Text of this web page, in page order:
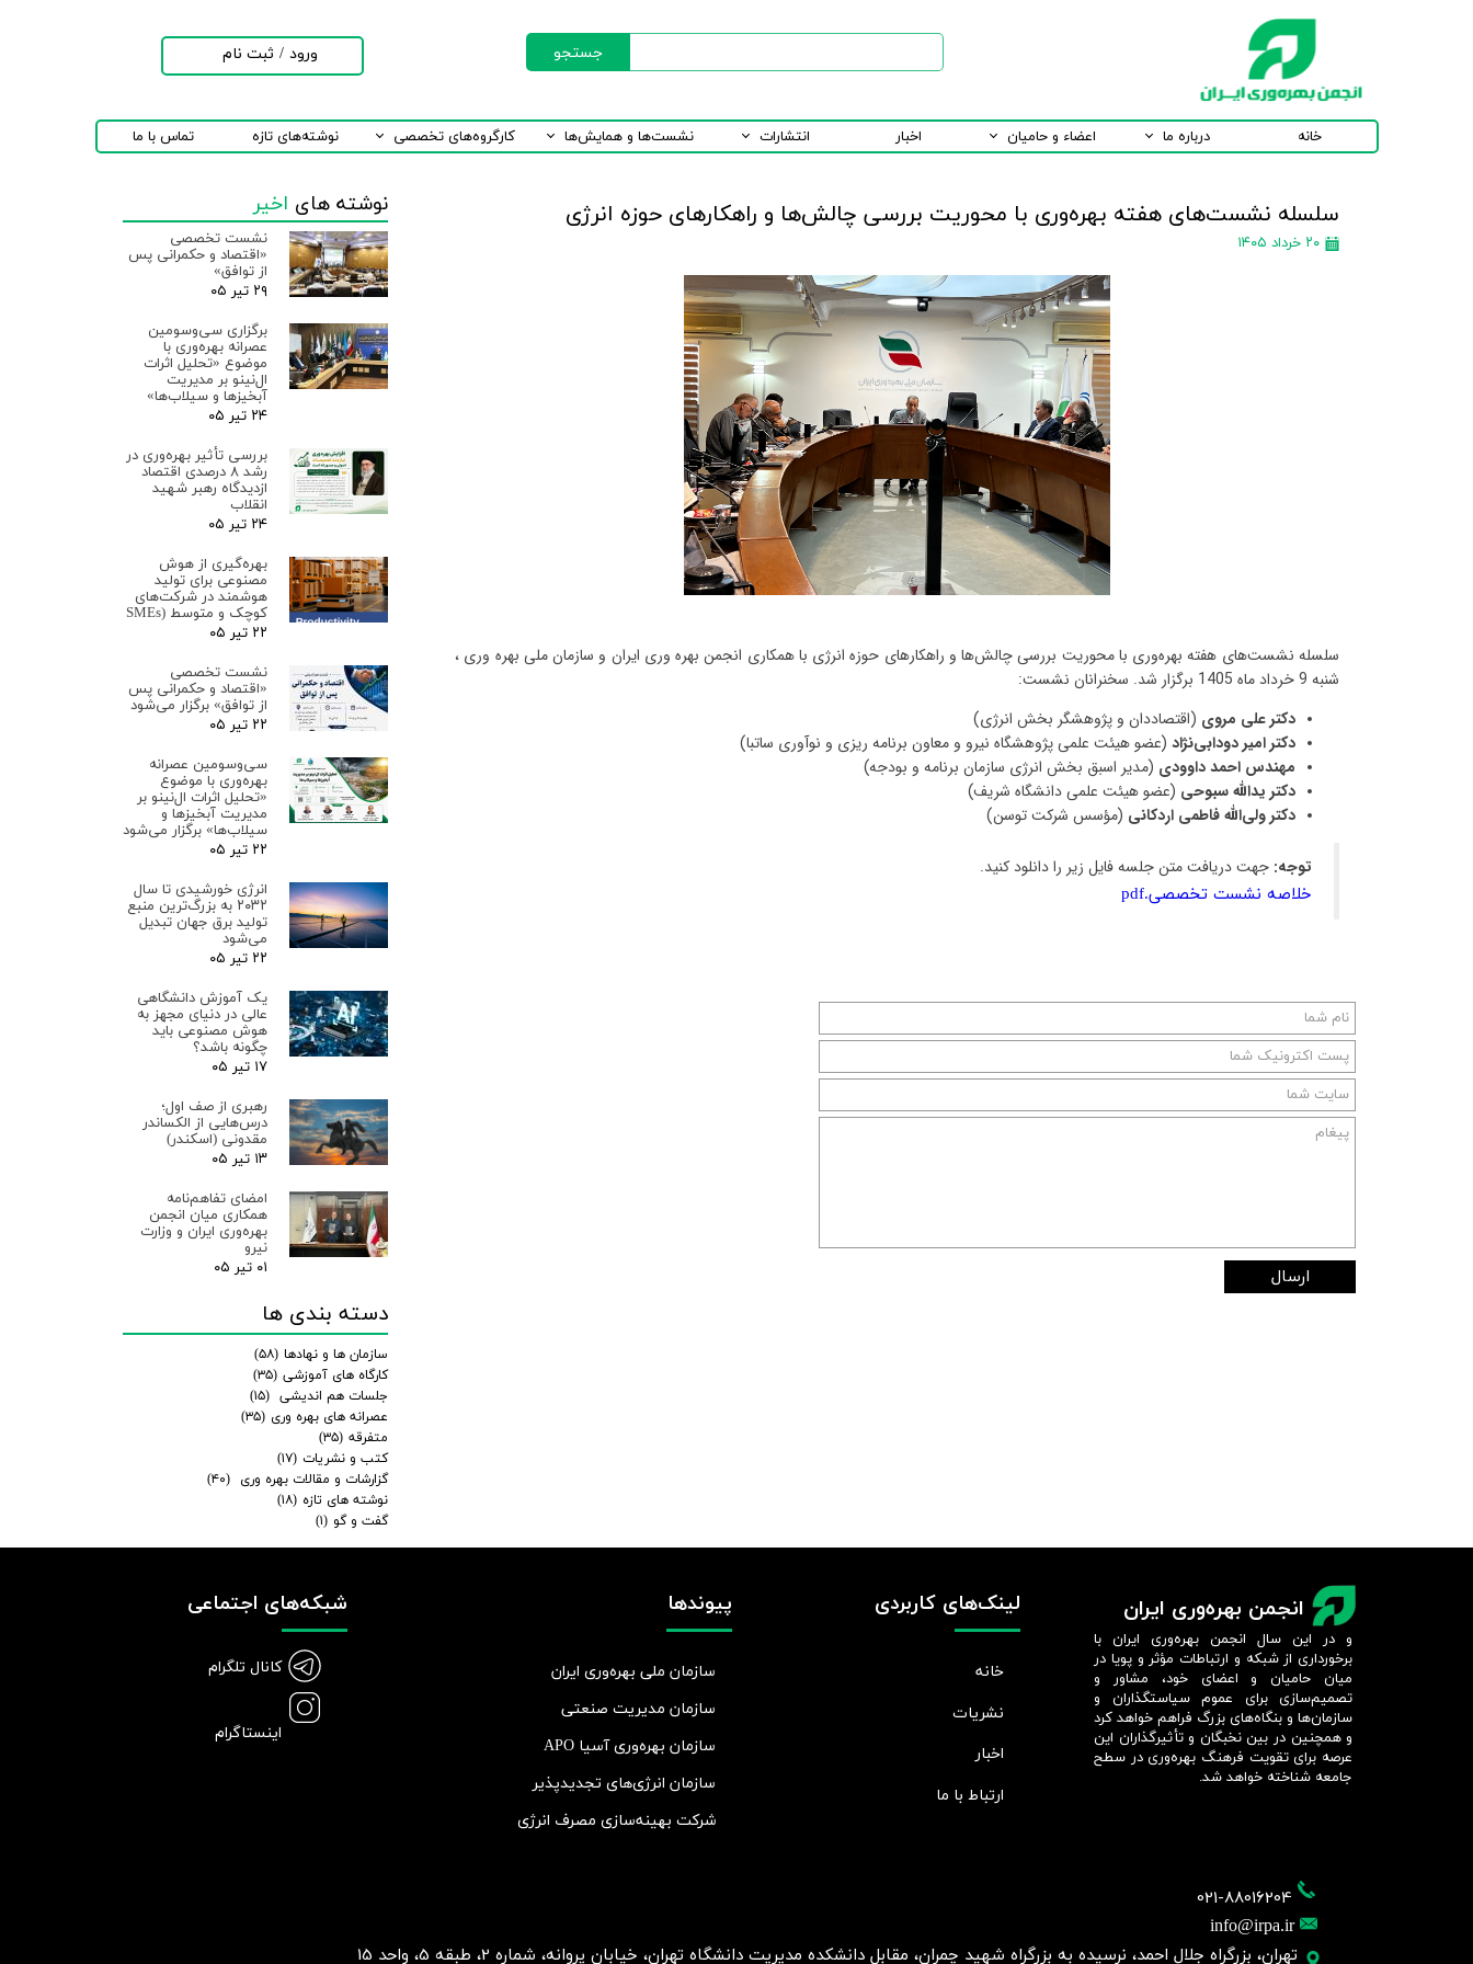
خانه درباره ما اعضاء و حامیان اخبار انتشارات نشست‌ها و همایش‌ها کارگروه‌های تخصصی نوشته‌های تازه تماس با ما
جستجو ورود / ثبت نام
تغییر گذر واژه
خروج از حساب
کاربری
سلسله نشست‌های هفته بهره‌وری با محوریت بررسی چالش‌ها و راهکارهای حوزه انرژی
۲۰ خرداد ۱۴۰۵
سلسله نشست‌های هفته بهره‌وری با محوریت بررسی چالش‌ها و راهکارهای حوزه انرژی با همکاری انجمن بهره وری ایران و سازمان ملی بهره وری ،
شنبه 9 خرداد ماه 1405 برگزار شد.
سخنرانان نشست:
دکتر علی مروی (اقتصاددان و پژوهشگر بخش انرژی)
دکتر امیر دودابی‌نژاد (عضو هیئت علمی پژوهشگاه نیرو و معاون برنامه ریزی و نوآوری ساتبا)
مهندس احمد داوودی (مدیر اسبق بخش انرژی سازمان برنامه و بودجه)
دکتر یدالله سبوحی (عضو هیئت علمی دانشگاه شریف)
دکتر ولی‌الله فاطمی اردکانی (مؤسس شرکت توسن)
توجه: جهت دریافت متن جلسه فایل زیر را دانلود کنید.
خلاصه نشست تخصصی.pdf
ارسال
نوشته های اخیر
نشست تخصصی
«اقتصاد و حکمرانی پس
از توافق»
۲۹ تیر ۰۵
برگزاری سی‌وسومین
عصرانه بهره‌وری با
موضوع «تحلیل اثرات
ال‌نینو بر مدیریت
آبخیزها و سیلاب‌ها»
۲۴ تیر ۰۵
بررسی تأثیر بهره‌وری در
رشد ۸ درصدی اقتصاد
ازدیدگاه رهبر شهید
انقلاب
۲۴ تیر ۰۵
بهره‌گیری از هوش
مصنوعی برای تولید
هوشمند در شرکت‌های
کوچک و متوسط (SMEs
۲۲ تیر ۰۵
نشست تخصصی
«اقتصاد و حکمرانی پس
از توافق» برگزار می‌شود
۲۲ تیر ۰۵
سی‌وسومین عصرانه
بهره‌وری با موضوع
«تحلیل اثرات ال‌نینو بر
مدیریت آبخیزها و
سیلاب‌ها» برگزار می‌شود
۲۲ تیر ۰۵
انرژی خورشیدی تا سال
۲۰۳۲ به بزرگ‌ترین منبع
تولید برق جهان تبدیل
می‌شود
۲۲ تیر ۰۵
یک آموزش دانشگاهی
عالی در دنیای مجهز به
هوش مصنوعی باید
چگونه باشد؟
۱۷ تیر ۰۵
رهبری از صف اول؛
درس‌هایی از الکساندر
مقدونی (اسکندر)
۱۳ تیر ۰۵
امضای تفاهم‌نامه
همکاری میان انجمن
بهره‌وری ایران و وزارت
نیرو
۰۱ تیر ۰۵
دسته بندی ها
سازمان ها و نهادها (۵۸)
کارگاه های آموزشی (۳۵)
جلسات هم اندیشی (۱۵)
عصرانه های بهره وری (۳۵)
متفرقه (۳۵)
کتب و نشریات (۱۷)
گزارشات و مقالات بهره وری
(۴۰)
نوشته های تازه (۱۸)
گفت و گو (۱)
انجمن بهره‌وری ایران
021-88016204
info@irpa.ir
تهران، بزرگراه جلال احمد، نرسیده به بزرگراه شهید چمران، مقابل دانشکده مدیریت دانشگاه تهران، خیابان پروانه، شماره 2، طبقه 5، واحد 15
لینک‌های کاربردی
خانه
نشریات
اخبار
ارتباط با ما
پیوندها
سازمان ملی بهره‌وری ایران
سازمان مدیریت صنعتی
سازمان بهره‌وری آسیا APO
سازمان انرژی‌های تجدیدپذیر
شرکت بهينه‌سازی مصرف انرژی
شبکه‌های اجتماعی
کانال تلگرام
اینستاگرام
و در این سال انجمن بهره‌وری ایران با
برخورداری از شبکه و ارتباطات مؤثر و پویا در
میان حامیان و اعضای خود، مشاور و
تصمیم‌سازی برای عموم سیاستگذاران و
سازمان‌ها و بنگاه‌های بزرگ فراهم خواهد کرد
و همچنین در بین نخبگان و تأثیرگذاران این
عرصه برای تقویت فرهنگ بهره‌وری در سطح
جامعه شناخته خواهد شد.​​​​​​​